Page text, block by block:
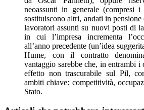
neoassunti in generale (compresi
sostituiscono altri, andati in
lavoratori assunti su nuovi posti di
in cui l’impresa incrementa
all’anno precedente (un’idea
Hume, con il contratto
vantaggio sarebbe che, in entrambi i
effetto non trascurabile sul Pil,
ambiti chiave: competitività,
Stato.